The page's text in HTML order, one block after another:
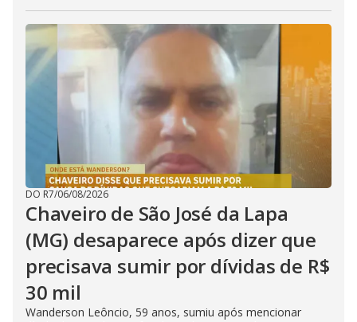
DO R7/06/08/2026
Chaveiro de São José da Lapa
(MG) desaparece após dizer que
precisava sumir por dívidas de R$
30 mil
Wanderson Leôncio, 59 anos, sumiu após mencionar